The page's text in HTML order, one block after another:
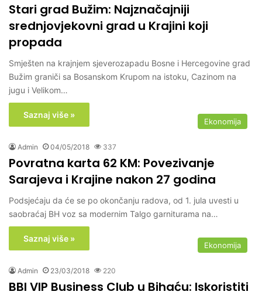
Stari grad Bužim: Najznačajniji
srednjovjekovni grad u Krajini koji
propada
Smješten na krajnjem sjeverozapadu Bosne i Hercegovine grad
Bužim graniči sa Bosanskom Krupom na istoku, Cazinom na
jugu i Velikom…
Saznaj više »
Ekonomija
Admin 04/05/2018 337
Povratna karta 62 KM: Povezivanje
Sarajeva i Krajine nakon 27 godina
Podsjećaju da će se po okončanju radova, od 1. jula uvesti u
saobraćaj BH voz sa modernim Talgo garniturama na…
Saznaj više »
Ekonomija
Admin 23/03/2018 220
BBI VIP Business Club u Bihaću: Iskoristiti